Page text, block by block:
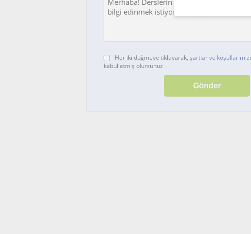
Her iki düğmeye tıklayarak, şartlar ve koşullarımızı
kabul etmiş olursunuz